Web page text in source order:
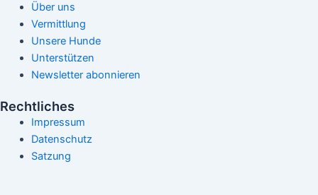
Über uns
Vermittlung
Unsere Hunde
Unterstützen
Newsletter abonnieren
Rechtliches
Impressum
Datenschutz
Satzung